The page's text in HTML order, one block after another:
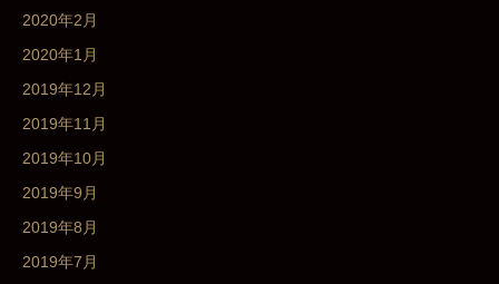
2020年2月
2020年1月
2019年12月
2019年11月
2019年10月
2019年9月
2019年8月
2019年7月